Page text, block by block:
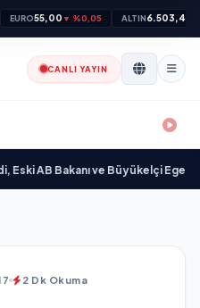
EURO55,00 ▼ %0,05 ALTIN6.503,46
CANLI YAYIN
Bakanı ve Büyükelçi Egemen
2 Dk Okuma